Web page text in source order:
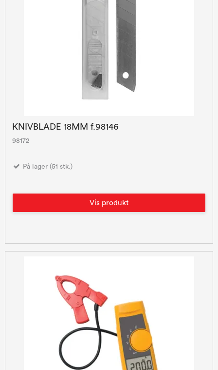
KNIVBLADE 18MM f.98146
98172
På lager (51 stk.)
Vis produkt